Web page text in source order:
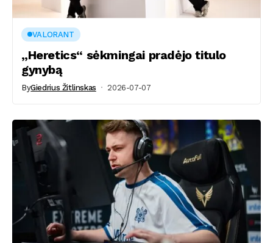
VALORANT
„Heretics“ sėkmingai pradėjo titulo
gynybą
ByGiedrius Žitlinskas 2026-07-07